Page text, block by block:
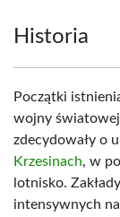
Historia
Początki
wojny
zdecydowały o
Krzesinach, w
lotnisko.
intensywnych